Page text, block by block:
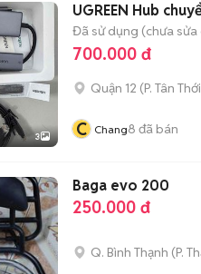
3
UGREEN Hub
Đã sử dụng (chưa sửa
700.000 đ
Quận 12 (P. Tân
C Chang8 đã bán
Baga evo 200
250.000 đ
Q. Bình Thạnh (P.